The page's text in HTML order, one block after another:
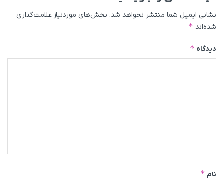
نشانی ایمیل شما منتشر نخواهد شد. بخش‌های موردنیاز علامت‌گذاری
شده‌اند *
دیدگاه *
نام *